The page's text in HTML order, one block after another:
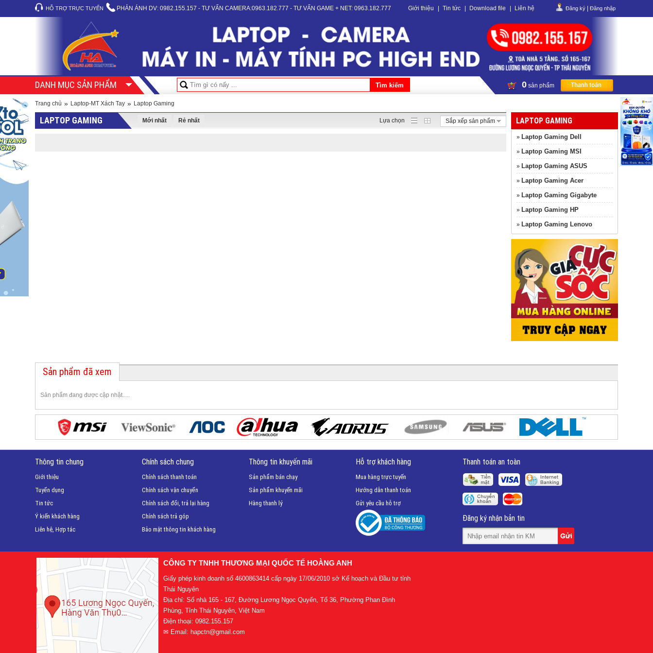
HỖ TRỢ TRỰC TUYẾN PHẢN ÁNH DV: 0982.155.157 - TƯ VẤN CAMERA:0963.182.777 - TƯ VẤN GAME + NET: 0963.182.777 Giới thiệu Tin tức Download file Liên hệ Đăng ký Đăng nhập
DANH MỤC SẢN PHẨM 0 sản phẩm
Trang chủ » Laptop-MT Xách Tay » Laptop Gaming
LAPTOP GAMING Mới nhất Rẻ nhất Sắp xếp sản phẩm
Lựa chọn LAPTOP GAMING
» Laptop Gaming Dell
» Laptop Gaming MSI
» Laptop Gaming ASUS
» Laptop Gaming Acer
» Laptop Gaming Gigabyte
» Laptop Gaming HP
» Laptop Gaming Lenovo
Sản phẩm đã xem
Sản phẩm đang được cập nhật.....
Thông tin chung
Giới thiệu
Tuyển dụng
Tin tức
Ý kiến khách hàng
Liên hệ, Hợp tác
Chính sách chung
Chính sách thanh toán
Chính sách vận chuyển
Chính sách đổi, trả lại hàng
Chính sách trả góp
Bảo mật thông tin khách hàng
Thông tin khuyến mãi
Sản phẩm bán chạy
Sản phẩm khuyến mãi
Hàng thanh lý
Hỗ trợ khách hàng
Mua hàng trực tuyến
Hướng dẫn thanh toán
Gửi yêu cầu hỗ trợ
Thanh toán an toàn
Đăng ký nhận bản tin
CÔNG TY TNHH THƯƠNG MẠI QUỐC TẾ HOÀNG ANH
Giấy phép kinh doanh số 4600863414 cấp ngày 17/06/2010 sở Kế hoạch và Đầu tư tỉnh
Thái Nguyên
Địa chỉ: Số nhà 165 - 167, Đường Lương Ngọc Quyến, Tổ 36, Phường Phan Đình
Phùng, Tỉnh Thái Nguyên, Việt Nam
Điện thoại: 0982.155.157
✉ Email: hapctn@gmail.com